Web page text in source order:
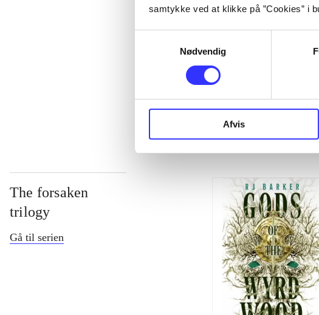
samtykke ved at klikke på ”Cookies” i
Nødvendig
Afvis
...
The forsaken
trilogy
Gå til serien